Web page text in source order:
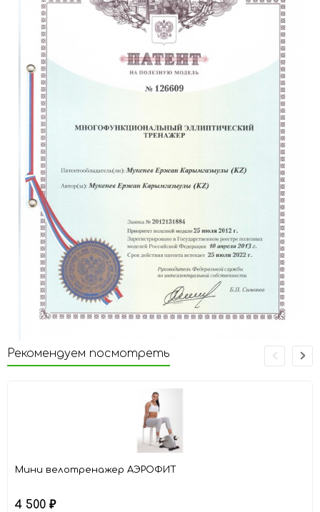
Рекомендуем посмотреть
Мини велотренажер АЭРОФИТ
4 500 ₽